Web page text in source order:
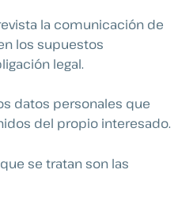
la comunicación de
los supuestos
legal.
datos personales que
del propio interesado.
se tratan son las